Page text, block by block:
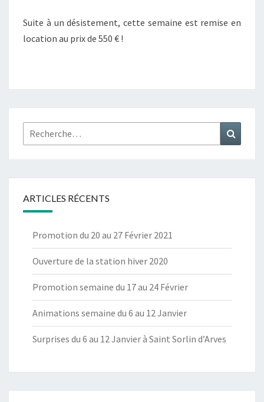
Suite à un désistement, cette semaine est remise en
location au prix de 550 € !
Rechercher :
ARTICLES RÉCENTS
Promotion du 20 au 27 Février 2021
Ouverture de la station hiver 2020
Promotion semaine du 17 au 24 Février
Animations semaine du 6 au 12 Janvier
Surprises du 6 au 12 Janvier à Saint Sorlin d’Arves